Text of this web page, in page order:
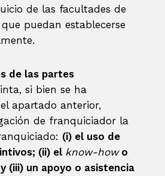
de las facultades de
puedan establecerse
de las partes
si bien se ha
apartado anterior,
de franquiciador la
(i) el uso de
(ii) el know-howo
(iii) un apoyo o asistencia